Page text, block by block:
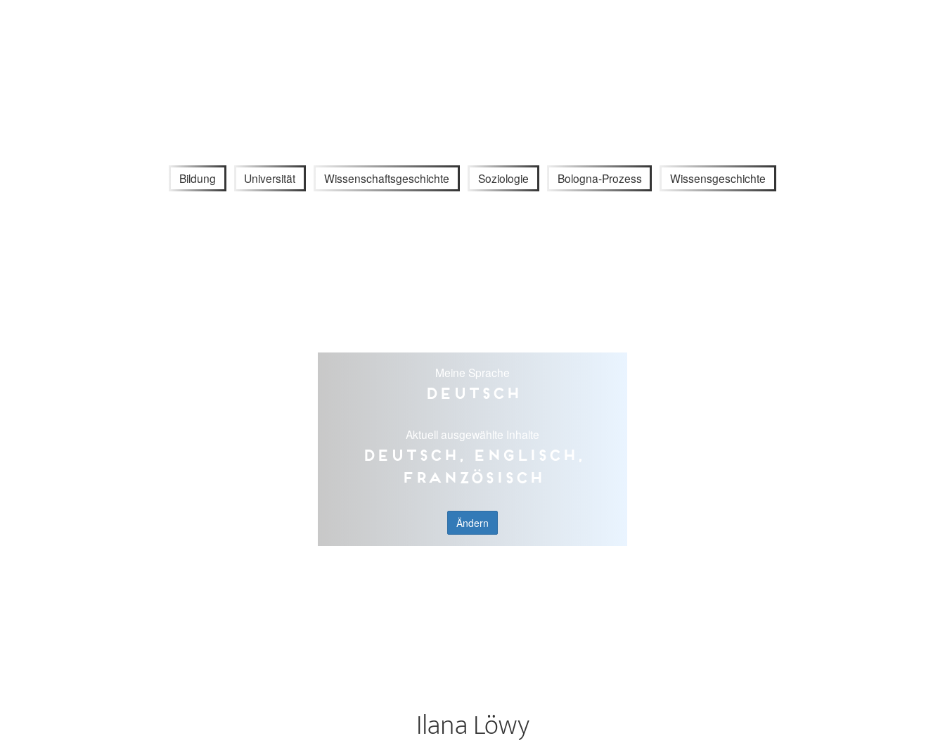
Bildung Universität Wissenschaftsgeschichte Soziologie Bologna-Prozess Wissensgeschichte
Meine Sprache
Deutsch
Aktuell ausgewählte Inhalte
Deutsch, Englisch,
Französisch
Ändern
Ilana Löwy